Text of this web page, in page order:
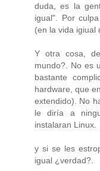
duda, es la
igual". Por
(en la vida igiual
Y otra cosa,
mundo?. No es
bastante
hardware, que
extendido). No
le diría a
instalaran Linux.
y si se les
igual ¿verdad?.